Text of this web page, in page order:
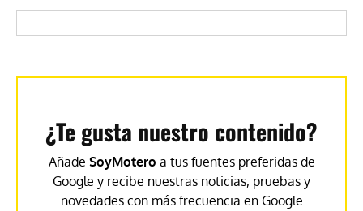
¿Te gusta nuestro contenido?
Añade SoyMotero a tus fuentes preferidas de
Google y recibe nuestras noticias, pruebas y
novedades con más frecuencia en Google